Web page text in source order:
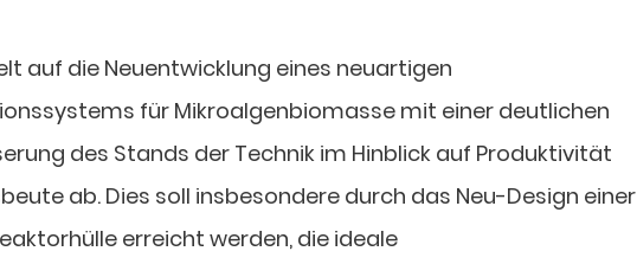
auf die Neuentwicklung eines neuartigen
für Mikroalgenbiomasse mit einer deutlichen
des Stands der Technik im Hinblick auf Produktivität
ab. Dies soll insbesondere durch das Neu-Design einer
erreicht werden, die ideale